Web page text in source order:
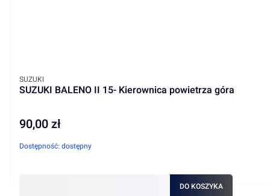
SUZUKI BALENO II 15- Kierownica powietrza góra
PRODUCENT
SUZUKI
Cena
90,00 zł
Dostępność: dostępny
DO KOSZYKA